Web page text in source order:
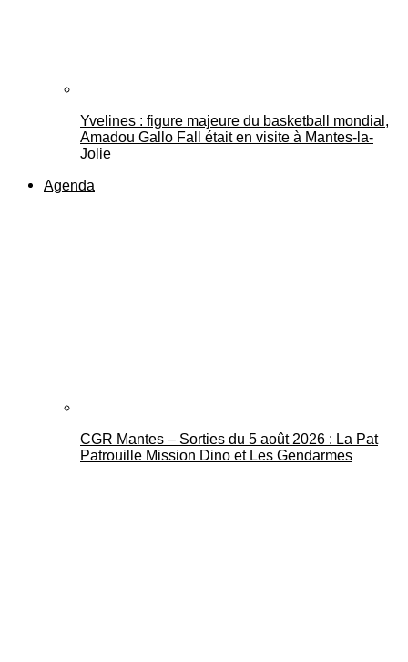
Yvelines : figure majeure du basketball mondial,
Amadou Gallo Fall était en visite à Mantes-la-
Jolie
Agenda
CGR Mantes – Sorties du 5 août 2026 : La Pat
Patrouille Mission Dino et Les Gendarmes